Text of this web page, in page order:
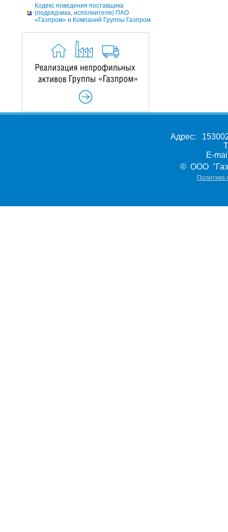
Кодекс поведения поставщика
(подрядчика, исполнителя) ПАО
«Газпром» и Компаний Группы Газпром
Адрес:
E-
© ООО
Политика